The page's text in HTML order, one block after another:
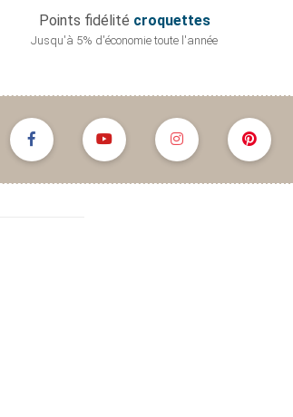
Points fidélité croquettes
Jusqu'à 5% d'économie toute l'année